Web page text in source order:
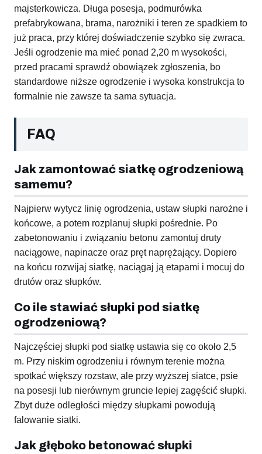
majsterkowicza. Długa posesja, podmurówka
prefabrykowana, brama, narożniki i teren ze spadkiem to
już praca, przy której doświadczenie szybko się zwraca.
Jeśli ogrodzenie ma mieć ponad 2,20 m wysokości,
przed pracami sprawdź obowiązek zgłoszenia, bo
standardowe niższe ogrodzenie i wysoka konstrukcja to
formalnie nie zawsze ta sama sytuacja.
FAQ
Jak zamontować siatkę ogrodzeniową
samemu?
Najpierw wytycz linię ogrodzenia, ustaw słupki narożne i
końcowe, a potem rozplanuj słupki pośrednie. Po
zabetonowaniu i związaniu betonu zamontuj druty
naciągowe, napinacze oraz pręt naprężający. Dopiero
na końcu rozwijaj siatkę, naciągaj ją etapami i mocuj do
drutów oraz słupków.
Co ile stawiać słupki pod siatkę
ogrodzeniową?
Najczęściej słupki pod siatkę ustawia się co około 2,5
m. Przy niskim ogrodzeniu i równym terenie można
spotkać większy rozstaw, ale przy wyższej siatce, psie
na posesji lub nierównym gruncie lepiej zagęścić słupki.
Zbyt duże odległości między słupkami powodują
falowanie siatki.
Jak głęboko betonować słupki